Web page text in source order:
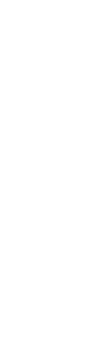
et ingressi
eum et illi, ut
testimonium
Naboth
eduxerunt
miseruntque
Factum est
lapidatum
Achab: "
Iezrahelitae,
eam,
Quod cum
Naboth,